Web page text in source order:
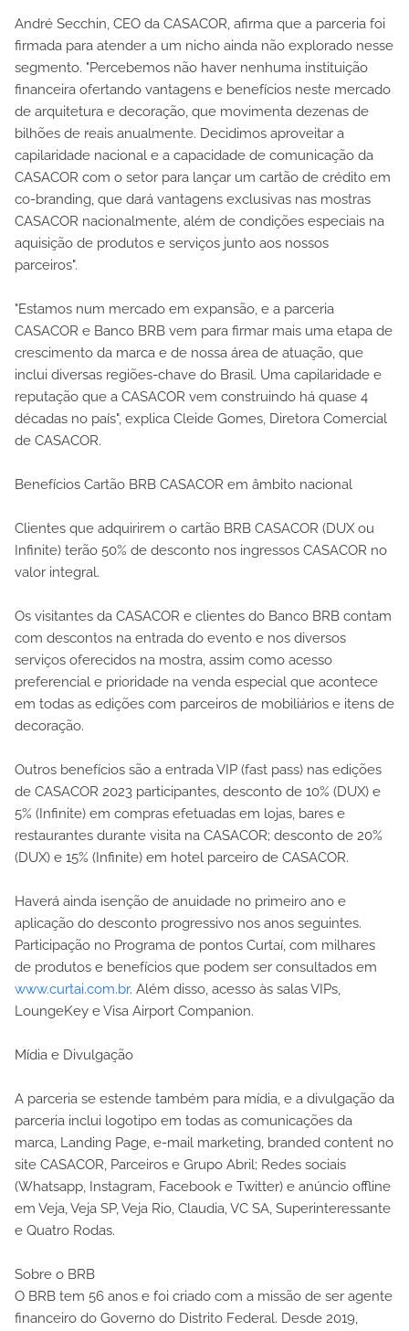
André Secchin, CEO da CASACOR, afirma que a parceria foi
firmada para atender a um nicho ainda não explorado nesse
segmento. "Percebemos não haver nenhuma instituição
financeira ofertando vantagens e benefícios neste mercado
de arquitetura e decoração, que movimenta dezenas de
bilhões de reais anualmente. Decidimos aproveitar a
capilaridade nacional e a capacidade de comunicação da
CASACOR com o setor para lançar um cartão de crédito em
co-branding, que dará vantagens exclusivas nas mostras
CASACOR nacionalmente, além de condições especiais na
aquisição de produtos e serviços junto aos nossos
parceiros".
"Estamos num mercado em expansão, e a parceria
CASACOR e Banco BRB vem para firmar mais uma etapa de
crescimento da marca e de nossa área de atuação, que
inclui diversas regiões-chave do Brasil. Uma capilaridade e
reputação que a CASACOR vem construindo há quase 4
décadas no país", explica Cleide Gomes, Diretora Comercial
de CASACOR.
Benefícios Cartão BRB CASACOR em âmbito nacional
Clientes que adquirirem o cartão BRB CASACOR (DUX ou
Infinite) terão 50% de desconto nos ingressos CASACOR no
valor integral.
Os visitantes da CASACOR e clientes do Banco BRB contam
com descontos na entrada do evento e nos diversos
serviços oferecidos na mostra, assim como acesso
preferencial e prioridade na venda especial que acontece
em todas as edições com parceiros de mobiliários e itens de
decoração.
Outros benefícios são a entrada VIP (fast pass) nas edições
de CASACOR 2023 participantes, desconto de 10% (DUX) e
5% (Infinite) em compras efetuadas em lojas, bares e
restaurantes durante visita na CASACOR; desconto de 20%
(DUX) e 15% (Infinite) em hotel parceiro de CASACOR.
Haverá ainda isenção de anuidade no primeiro ano e
aplicação do desconto progressivo nos anos seguintes.
Participação no Programa de pontos Curtaí, com milhares
de produtos e benefícios que podem ser consultados em
www.curtai.com.br. Além disso, acesso às salas VIPs,
LoungeKey e Visa Airport Companion.
Mídia e Divulgação
A parceria se estende também para mídia, e a divulgação da
parceria inclui logotipo em todas as comunicações da
marca, Landing Page, e-mail marketing, branded content no
site CASACOR, Parceiros e Grupo Abril; Redes sociais
(Whatsapp, Instagram, Facebook e Twitter) e anúncio offline
em Veja, Veja SP, Veja Rio, Claudia, VC SA, Superinteressante
e Quatro Rodas.
Sobre o BRB
O BRB tem 56 anos e foi criado com a missão de ser agente
financeiro do Governo do Distrito Federal. Desde 2019,